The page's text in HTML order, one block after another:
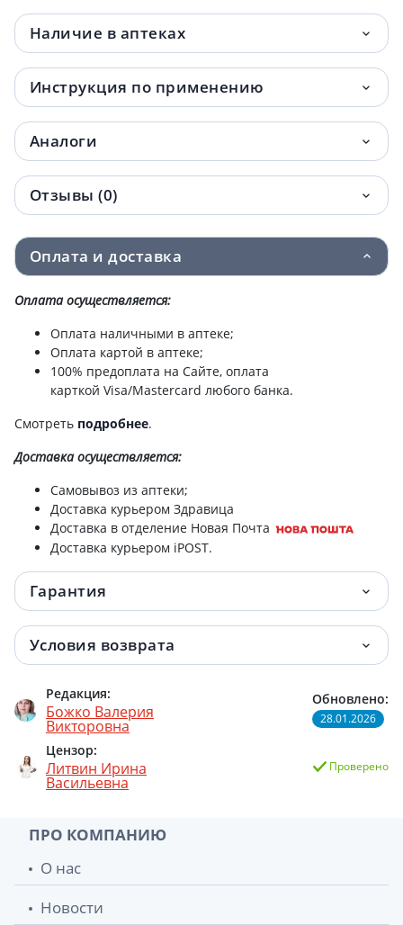
Наличие в аптеках
Инструкция по применению
Аналоги
Отзывы (0)
Оплата и доставка
Оплата осуществляется:
Оплата наличными в аптеке;
Оплата картой в аптеке;
100% предоплата на Сайте, оплата
карткой Visa/Mastercard любого банка.
Смотреть подробнее.
Доставкаосуществляется:
Самовывоз из аптеки;
Доставка курьером Здравица
Доставка в отделение Новая Почта
Доставка курьером iPOST.
Гарантия
Условия возврата
Редакция:
Божко Валерия
Викторовна
Цензор:
Литвин Ирина
Васильевна
Обновлено:
28.01.2026
Проверено
ПРО КОМПАНИЮ
О нас
Новости